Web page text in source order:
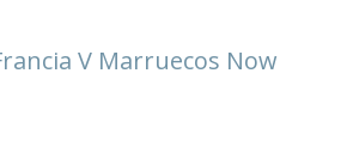
V Marruecos Now